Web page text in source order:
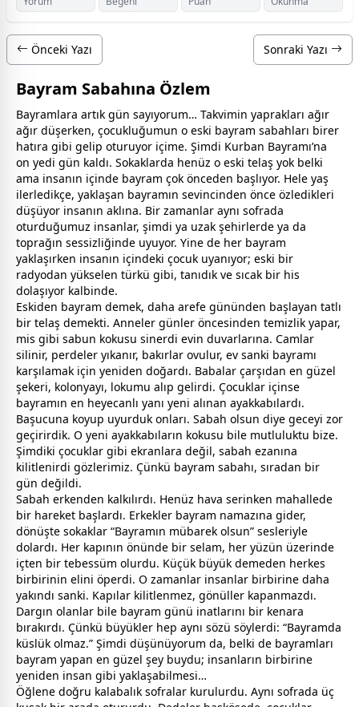
Önceki Yazı Sonraki Yazı
Bayram Sabahına Özlem
Bayramlara artık gün sayıyorum… Takvimin yaprakları ağır
ağır düşerken, çocukluğumun o eski bayram sabahları birer
hatıra gibi gelip oturuyor içime. Şimdi Kurban Bayramı’na
on yedi gün kaldı. Sokaklarda henüz o eski telaş yok belki
ama insanın içinde bayram çok önceden başlıyor. Hele yaş
ilerledikçe, yaklaşan bayramın sevincinden önce özledikleri
düşüyor insanın aklına. Bir zamanlar aynı sofrada
oturduğumuz insanlar, şimdi ya uzak şehirlerde ya da
toprağın sessizliğinde uyuyor. Yine de her bayram
yaklaşırken insanın içindeki çocuk uyanıyor; eski bir
radyodan yükselen türkü gibi, tanıdık ve sıcak bir his
dolaşıyor kalbinde.
Eskiden bayram demek, daha arefe gününden başlayan tatlı
bir telaş demekti. Anneler günler öncesinden temizlik yapar,
mis gibi sabun kokusu sinerdi evin duvarlarına. Camlar
silinir, perdeler yıkanır, bakırlar ovulur, ev sanki bayramı
karşılamak için yeniden doğardı. Babalar çarşıdan en güzel
şekeri, kolonyayı, lokumu alıp gelirdi. Çocuklar içinse
bayramın en heyecanlı yanı yeni alınan ayakkabılardı.
Başucuna koyup uyurduk onları. Sabah olsun diye geceyi zor
geçirirdik. O yeni ayakkabıların kokusu bile mutluluktu bize.
Şimdiki çocuklar gibi ekranlara değil, sabah ezanına
kilitlenirdi gözlerimiz. Çünkü bayram sabahı, sıradan bir
gün değildi.
Sabah erkenden kalkılırdı. Henüz hava serinken mahallede
bir hareket başlardı. Erkekler bayram namazına gider,
dönüşte sokaklar “Bayramın mübarek olsun” sesleriyle
dolardı. Her kapının önünde bir selam, her yüzün üzerinde
içten bir tebessüm olurdu. Küçük büyük demeden herkes
birbirinin elini öperdi. O zamanlar insanlar birbirine daha
yakındı sanki. Kapılar kilitlenmez, gönüller kapanmazdı.
Dargın olanlar bile bayram günü inatlarını bir kenara
bırakırdı. Çünkü büyükler hep aynı sözü söylerdi: “Bayramda
küslük olmaz.” Şimdi düşünüyorum da, belki de bayramları
bayram yapan en güzel şey buydu; insanların birbirine
yeniden insan gibi yaklaşabilmesi…
Öğlene doğru kalabalık sofralar kurulurdu. Aynı sofrada üç